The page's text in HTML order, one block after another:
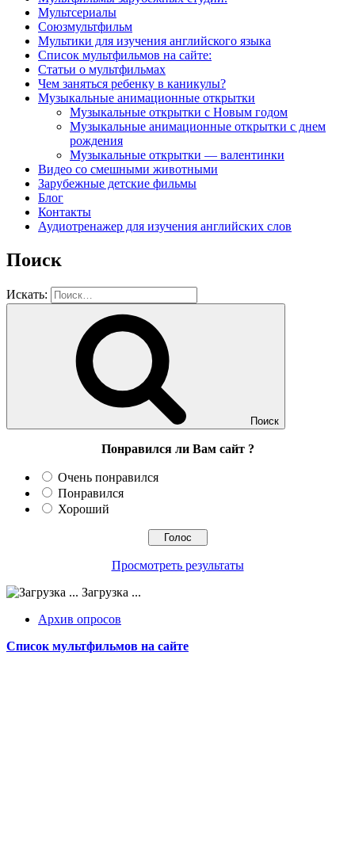
Мультсериалы
Союзмультфильм
Мультики для изучения английского языка
Список мультфильмов на сайте:
Статьи о мультфильмах
Чем заняться ребенку в каникулы?
Музыкальные анимационные открытки
Музыкальные открытки с Новым годом
Музыкальные анимационные открытки с днем
рождения
Музыкальные открытки — валентинки
Видео со смешными животными
Зарубежные детские фильмы
Блог
Контакты
Аудиотренажер для изучения английских слов
Поиск
Искать:
Поиск
Понравился ли Вам сайт ?
Очень понравился
Понравился
Хороший
Просмотреть результаты
Загрузка ...
Архив опросов
Список мультфильмов на сайте